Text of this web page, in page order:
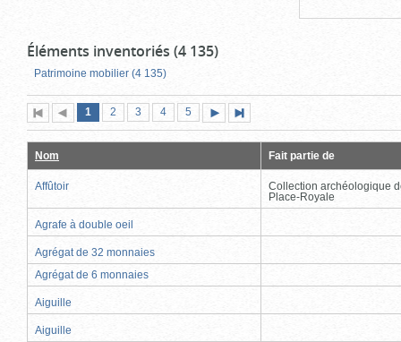
Éléments inventoriés (4 135)
Patrimoine mobilier (4 135)
Première
page
Page
précédente
Page
1 (page
actuelle)
Page
2 Page
3 Page
4 Page
5
suivante
page
Nom Fait partie de
Affûtoir
Collection archéologique
Place-Royale
Agrafe à double oeil
Agrégat de 32 monnaies
Agrégat de 6 monnaies
Aiguille
Aiguille